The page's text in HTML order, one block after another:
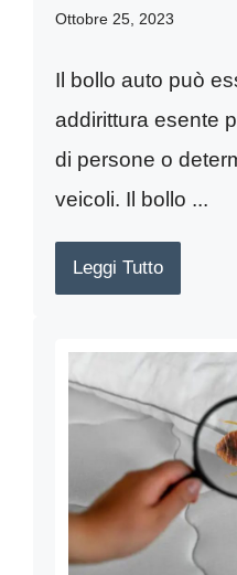
Ottobre 25, 2023
Il bollo auto può
addirittura esente
di persone o
veicoli. Il bollo ...
Leggi Tutto